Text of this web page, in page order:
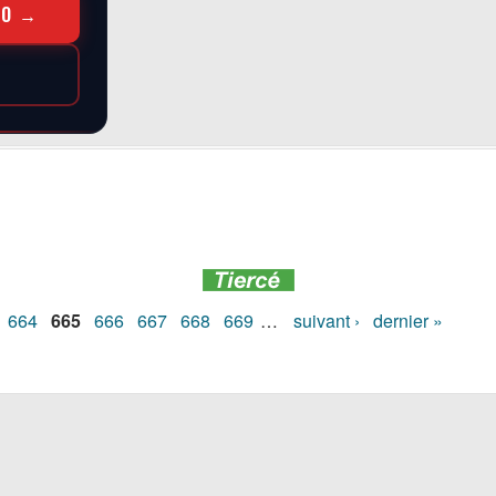
→
664 665 666 667 668 669 … suivant › dernier »